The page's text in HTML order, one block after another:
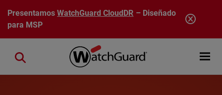
Pasar al contenido principal
PresentamosWatchGuard CloudDR – Diseñado
para MSP
Open
Close search